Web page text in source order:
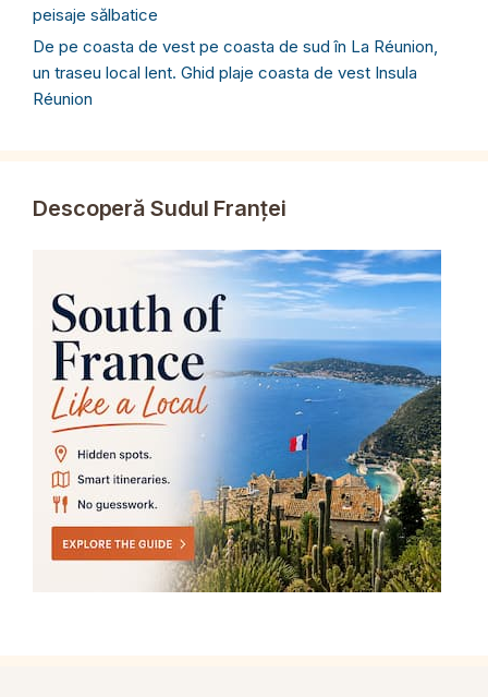
peisaje sălbatice
De pe coasta de vest pe coasta de sud în La Réunion,
un traseu local lent. Ghid plaje coasta de vest Insula
Réunion
Descoperă Sudul Franței